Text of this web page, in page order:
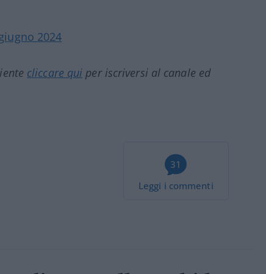
2024
cliccare qui per iscriversi al canale ed
31
Leggi i commenti